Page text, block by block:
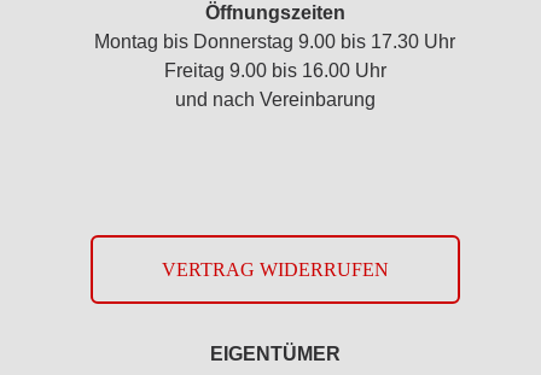
Öffnungszeiten
Montag bis Donnerstag 9.00 bis 17.30 Uhr
Freitag 9.00 bis 16.00 Uhr
und nach Vereinbarung
VERTRAG WIDERRUFEN
EIGENTÜMER